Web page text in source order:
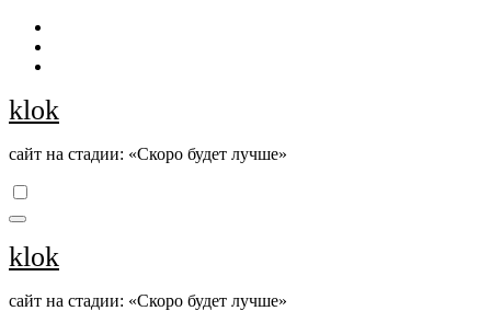
Перейти
содержанию
klok
сайт на стадии: «Скоро будет лучше»
klok
сайт на стадии: «Скоро будет лучше»